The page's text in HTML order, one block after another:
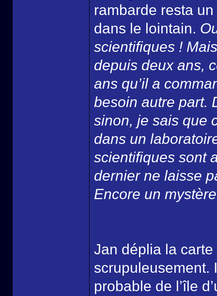
rambarde resta
dans le lointain.
scientifiques !
depuis deux ans,
ans qu’il a
besoin autre part.
sinon, je sais que
dans un
scientifiques sont
dernier ne laisse
Encore un
Jan déplia la carte
scrupuleusement.
probable de l’île